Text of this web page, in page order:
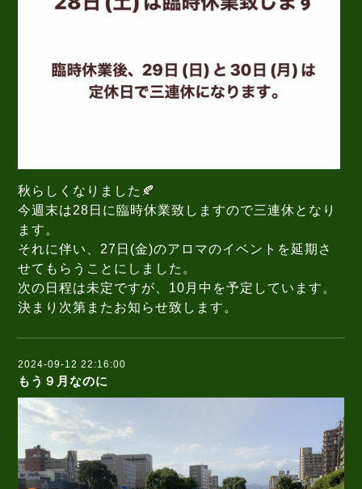
秋らしくなりました🍂
今週末は28日に臨時休業致しますので三連休となり
ます。
それに伴い、27日(金)のアロマのイベントを延期さ
せてもらうことにしました。
次の日程は未定ですが、10月中を予定しています。
決まり次第またお知らせ致します。
2024-09-12 22:16:00
もう９月なのに